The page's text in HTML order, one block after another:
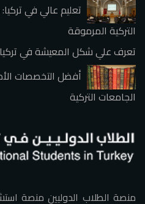
تعليم عالي في
التركية المرموقة
تعرف علي شكل المعيشة في تركيا
أفضل التخصصات
الجامعات التركية
منصة الطلاب الدوليين منصة